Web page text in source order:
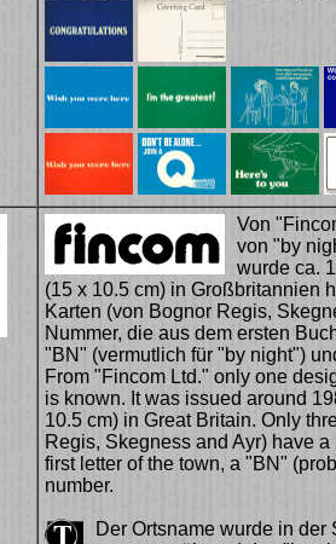
Von
von "by
wurde ca.
(15 x 10.5 cm) in Großbritannien
Karten (von Bognor Regis,
Nummer, die aus dem ersten
"BN" (vermutlich für "by night")
From "Fincom Ltd." only one
is known. It was issued around
10.5 cm) in Great Britain. Only
Regis, Skegness and Ayr) have
first letter of the town, a "BN"
number.
Der Ortsname wurde in der